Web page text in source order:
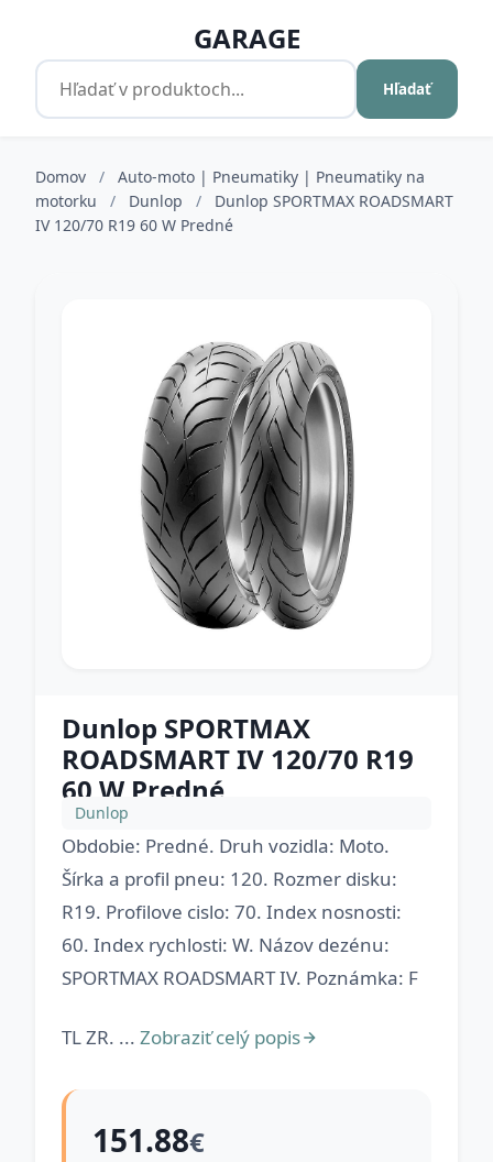
GARAGE
Hľadať
Domov /
Auto-moto | Pneumatiky | Pneumatiky na
motorku
/ Dunlop /
Dunlop SPORTMAX ROADSMART
IV 120/70 R19 60 W Predné
Dunlop SPORTMAX
ROADSMART IV 120/70 R19
60 W Predné
Dunlop
Obdobie: Predné. Druh vozidla: Moto.
Šírka a profil pneu: 120. Rozmer disku:
R19. Profilove cislo: 70. Index nosnosti:
60. Index rychlosti: W. Názov dezénu:
SPORTMAX ROADSMART IV. Poznámka: F
TL ZR. ... Zobraziť celý popis
151.88€